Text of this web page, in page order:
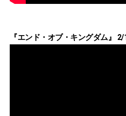
『エンド・オブ・キングダム』